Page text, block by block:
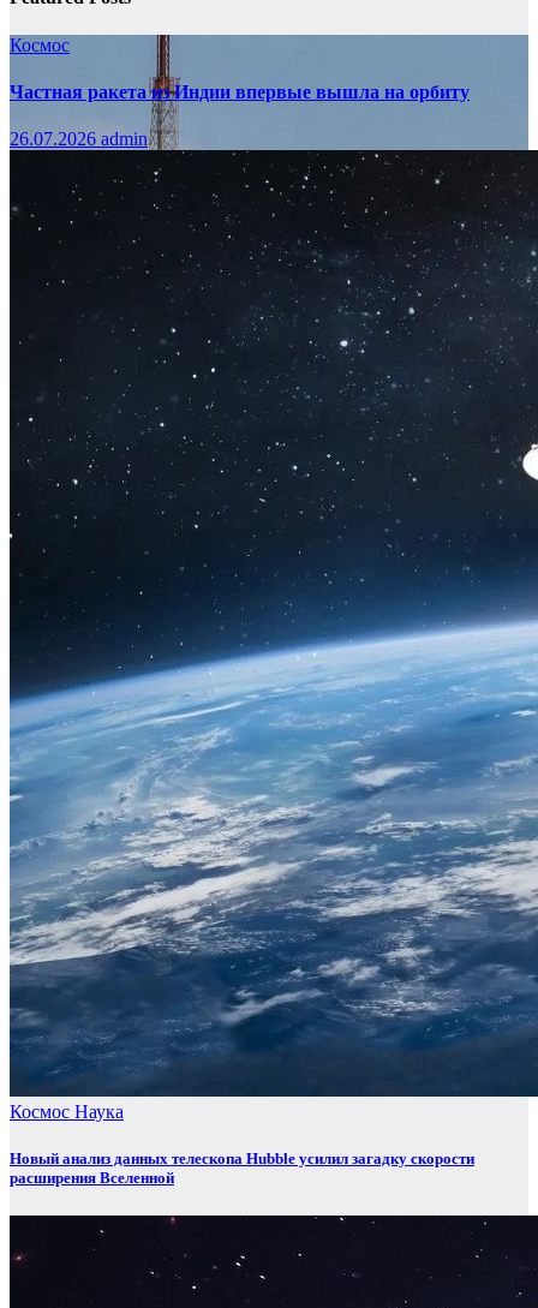
Космос
Частная ракета из Индии впервые вышла на орбиту
26.07.2026 admin
Космос Наука
Новый анализ данных телескопа Hubble усилил загадку скорости
расширения Вселенной